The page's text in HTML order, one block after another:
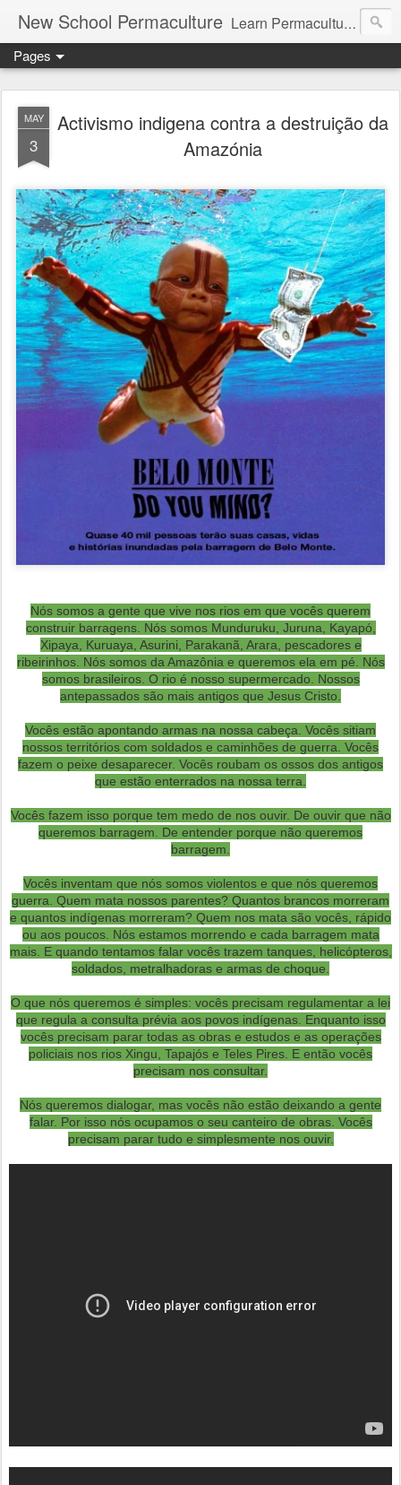
New School Permaculture Learn Permaculture Design Courses in Europe with Helder Valente, one of the original students of Bill Mollison the creator of Permaculture Design.
Pages
MAY
3
Activismo indigena contra a destruição da
Amazónia
Nós somos a gente que vive nos rios em que vocês querem
construir barragens. Nós somos Munduruku, Juruna, Kayapó,
Xipaya, Kuruaya, Asurini, Parakanã, Arara, pescadores e
ribeirinhos. Nós somos da Amazônia e queremos ela em pé. Nós
somos brasileiros. O rio é nosso supermercado. Nossos
antepassados são mais antigos que Jesus Cristo.
Vocês estão apontando armas na nossa cabeça. Vocês sitiam
nossos territórios com soldados e caminhões de guerra. Vocês
fazem o peixe desaparecer. Vocês roubam os ossos dos antigos
que estão enterrados na nossa terra.
Vocês fazem isso porque tem medo de nos ouvir. De ouvir que não
queremos barragem. De entender porque não queremos
barragem.
Vocês inventam que nós somos violentos e que nós queremos
guerra. Quem mata nossos parentes? Quantos brancos morreram
e quantos indígenas morreram? Quem nos mata são vocês, rápido
ou aos poucos. Nós estamos morrendo e cada barragem mata
mais. E quando tentamos falar vocês trazem tanques, helicópteros,
soldados, metralhadoras e armas de choque.
O que nós queremos é simples: vocês precisam regulamentar a lei
que regula a consulta prévia aos povos indígenas. Enquanto isso
vocês precisam parar todas as obras e estudos e as operações
policiais nos rios Xingu, Tapajós e Teles Pires. E então vocês
precisam nos consultar.
Nós queremos dialogar, mas vocês não estão deixando a gente
falar. Por isso nós ocupamos o seu canteiro de obras. Vocês
precisam parar tudo e simplesmente nos ouvir.